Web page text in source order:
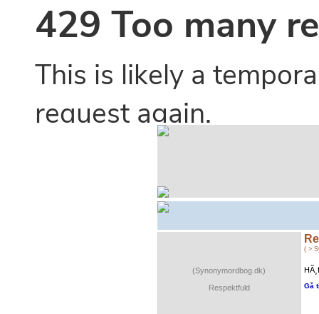
(Synonymordbog.dk)
Respektfuld
( >
Gå